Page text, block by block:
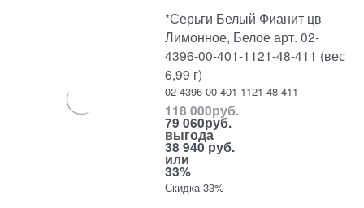
*Серьги Белый Фианит цв
Лимонное, Белое арт. 02-
4396-00-401-1121-48-411 (вес
6,99 г)
02-4396-00-401-1121-48-411
118 000руб.
79 060руб.
выгода
38 940 руб.
или
33%
Скидка 33%